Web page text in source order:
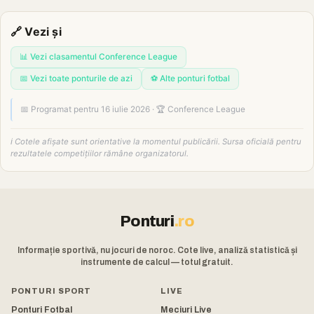
🔗 Vezi și
📊 Vezi clasamentul Conference League
📅 Vezi toate ponturile de azi ⚽ Alte ponturi fotbal
📅 Programat pentru 16 iulie 2026 · 🏆 Conference League
ℹ️ Cotele afișate sunt orientative la momentul publicării. Sursa oficială pentru
rezultatele competițiilor rămâne organizatorul.
Ponturi.ro
Informație sportivă, nu jocuri de noroc. Cote live, analiză statistică și
instrumente de calcul — totul gratuit.
PONTURI SPORT
Ponturi Fotbal
LIVE
Meciuri Live